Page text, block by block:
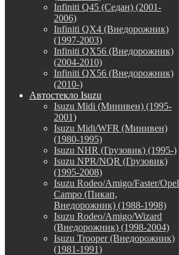
Infiniti Q45 (Седан) (2001-
2006)
Infiniti QX4 (Внедорожник)
(1997-2003)
Infiniti QX56 (Внедорожник)
(2004-2010)
Infiniti QX56 (Внедорожник)
(2010-)
Автостекло Isuzu
Isuzu Midi (Минивен) (1995-
2001)
Isuzu Midi/WFR (Минивен)
(1980-1995)
Isuzu NHR (Грузовик) (1995-)
Isuzu NPR/NQR (Грузовик)
(1995-2008)
Isuzu Rodeo/Amigo/Faster/Opel
Campo (Пикап,
Внедорожник) (1988-1998)
Isuzu Rodeo/Amigo/Wizard
(Внедорожник) (1998-2004)
Isuzu Trooper (Внедорожник)
(1981-1991)